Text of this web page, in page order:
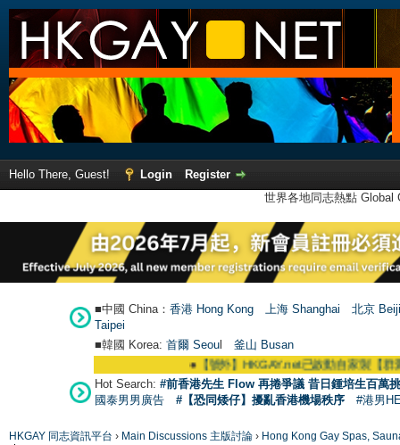
Hello There, Guest! Login
Register
世界各地同志熱點
■中國 China： 香港 Hong Kong 上海 Shanghai
北京
Taipei
■韓國 Korea: 首爾 Seoul 釜山 Busan
外】HKGAY.net已啟動自家製【群聚Telegram群組】 HKGAY.net has
Hot Search: #前香港先生 Flow 再捲爭議 昔日鍾培生百萬
國泰男男廣告
#【恐同矮仔】擾亂香港機場秩序 #港男
HKGAY 同志資訊平台 › Main Discussions 主版討論 › Hong Kong Gay Spas,